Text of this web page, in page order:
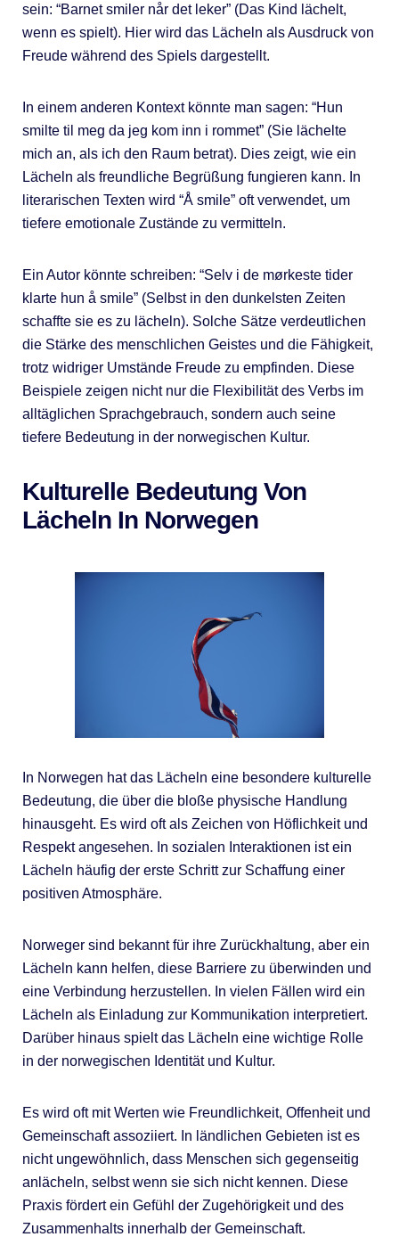
sein: “Barnet smiler når det leker” (Das Kind lächelt,
wenn es spielt). Hier wird das Lächeln als Ausdruck von
Freude während des Spiels dargestellt.
In einem anderen Kontext könnte man sagen: “Hun
smilte til meg da jeg kom inn i rommet” (Sie lächelte
mich an, als ich den Raum betrat). Dies zeigt, wie ein
Lächeln als freundliche Begrüßung fungieren kann. In
literarischen Texten wird “Å smile” oft verwendet, um
tiefere emotionale Zustände zu vermitteln.
Ein Autor könnte schreiben: “Selv i de mørkeste tider
klarte hun å smile” (Selbst in den dunkelsten Zeiten
schaffte sie es zu lächeln). Solche Sätze verdeutlichen
die Stärke des menschlichen Geistes und die Fähigkeit,
trotz widriger Umstände Freude zu empfinden. Diese
Beispiele zeigen nicht nur die Flexibilität des Verbs im
alltäglichen Sprachgebrauch, sondern auch seine
tiefere Bedeutung in der norwegischen Kultur.
Kulturelle Bedeutung Von
Lächeln In Norwegen
In Norwegen hat das Lächeln eine besondere kulturelle
Bedeutung, die über die bloße physische Handlung
hinausgeht. Es wird oft als Zeichen von Höflichkeit und
Respekt angesehen. In sozialen Interaktionen ist ein
Lächeln häufig der erste Schritt zur Schaffung einer
positiven Atmosphäre.
Norweger sind bekannt für ihre Zurückhaltung, aber ein
Lächeln kann helfen, diese Barriere zu überwinden und
eine Verbindung herzustellen. In vielen Fällen wird ein
Lächeln als Einladung zur Kommunikation interpretiert.
Darüber hinaus spielt das Lächeln eine wichtige Rolle
in der norwegischen Identität und Kultur.
Es wird oft mit Werten wie Freundlichkeit, Offenheit und
Gemeinschaft assoziiert. In ländlichen Gebieten ist es
nicht ungewöhnlich, dass Menschen sich gegenseitig
anlächeln, selbst wenn sie sich nicht kennen. Diese
Praxis fördert ein Gefühl der Zugehörigkeit und des
Zusammenhalts innerhalb der Gemeinschaft.